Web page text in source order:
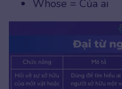
Whose = Của ai